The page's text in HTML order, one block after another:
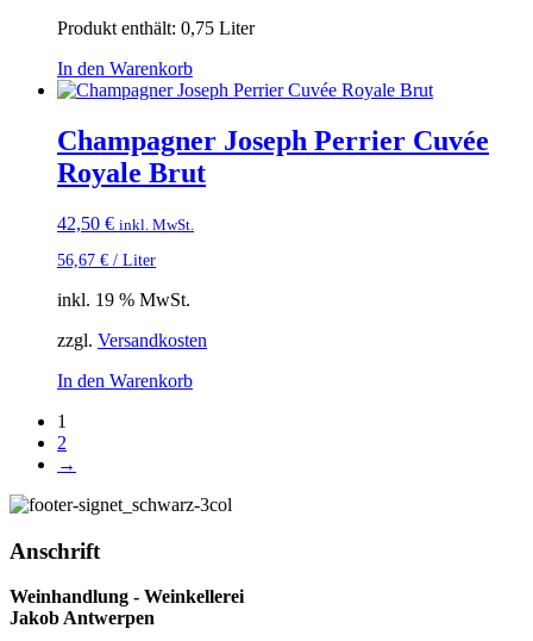
Produkt enthält: 0,75 Liter
In den Warenkorb
Champagner Joseph Perrier Cuvée
Royale Brut
42,50 € inkl. MwSt.
56,67 € / Liter
inkl. 19 % MwSt.
zzgl. Versandkosten
In den Warenkorb
1
2
→
Anschrift
Weinhandlung - Weinkellerei
Jakob Antwerpen